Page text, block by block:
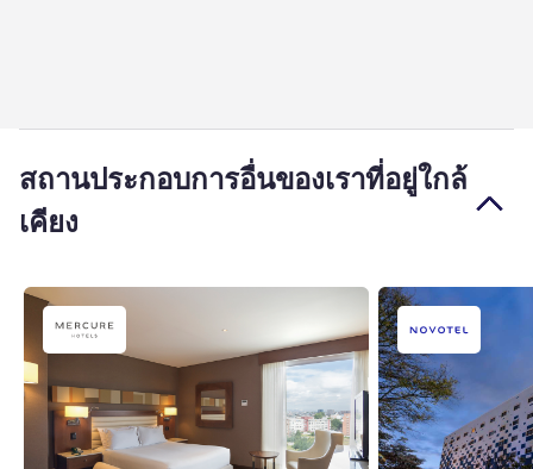
สถานประกอบการอื่นของเราที่อยู่ใกล้
เคียง